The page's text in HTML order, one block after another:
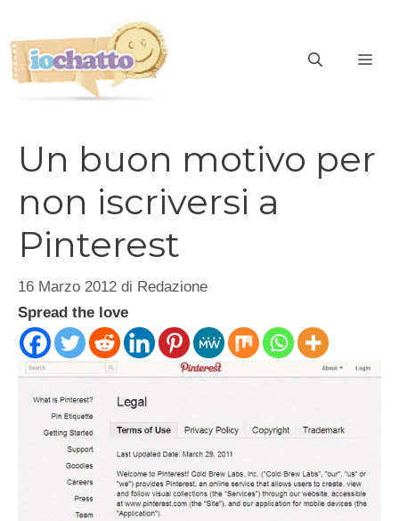
contenuto
Un buon motivo per
non iscriversi a
Pinterest
16 Marzo 2012 di Redazione
Spread the love